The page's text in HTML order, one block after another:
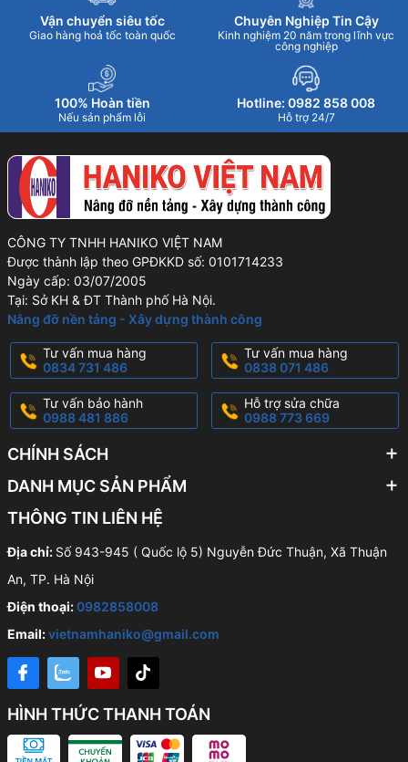
Vận chuyển siêu tốc
Giao hàng hoả tốc toàn quốc
Chuyên Nghiệp Tin Cậy
Kinh nghiệm 20 năm trong lĩnh vực
công nghiệp
100% Hoàn tiền
Nếu sản phẩm lỗi
Hotline: 0982 858 008
Hỗ trợ 24/7
CÔNG TY TNHH HANIKO VIỆT NAM
Được thành lập theo GPĐKKD số: 0101714233
Ngày cấp: 03/07/2005
Tại: Sở KH & ĐT Thành phố Hà Nội.
Nâng đỡ nền tảng - Xây dựng thành công
Tư vấn mua hàng
0834 731 486
Tư vấn mua hàng
0838 071 486
Tư vấn bảo hành
0988 481 886
Hỗ trợ sửa chữa
0988 773 669
CHÍNH SÁCH
DANH MỤC SẢN PHẨM
THÔNG TIN LIÊN HỆ
Địa chỉ: Số 943-945 ( Quốc lộ 5) Nguyễn Đức Thuận, Xã Thuận
An, TP. Hà Nội
Điện thoại:0982858008
Email:vietnamhaniko@gmail.com
HÌNH THỨC THANH TOÁN